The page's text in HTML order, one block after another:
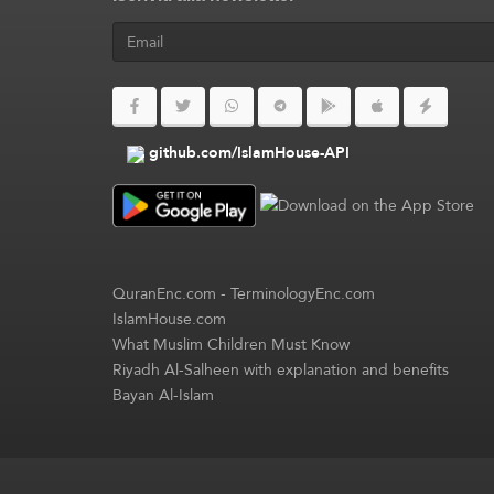
github.com/IslamHouse-API
QuranEnc.com-TerminologyEnc.com
IslamHouse.com
What Muslim Children Must Know
Riyadh Al-Salheen with explanation and benefits
Bayan Al-Islam